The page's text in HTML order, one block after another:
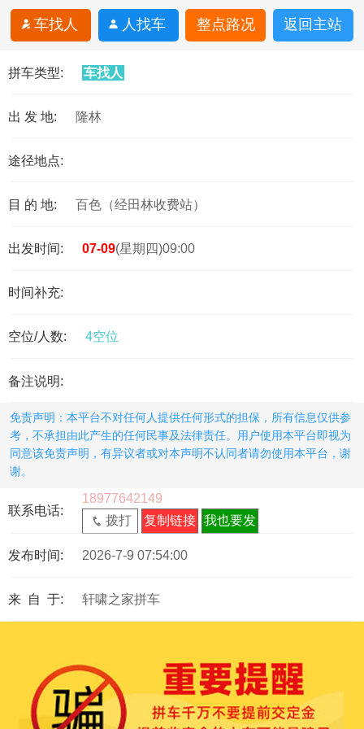
车找人 人找车 整点路况 返回主站
拼车类型: 车找人
出 发 地: 隆林
途径地点:
目 的 地: 百色（经田林收费站）
出发时间: 07-09(星期四)09:00
时间补充:
空位/人数: 4空位
备注说明:
免责声明：本平台不对任何人提供任何形式的担保，所有信息仅供参
考，不承担由此产生的任何民事及法律责任。用户使用本平台即视为
同意该免责声明，有异议者或对本声明不认同者请勿使用本平台，谢
谢。
联系电话:
18977642149
拨打
复制链接 我也要发
发布时间: 2026-7-9 07:54:00
来 自 于: 轩啸之家拼车